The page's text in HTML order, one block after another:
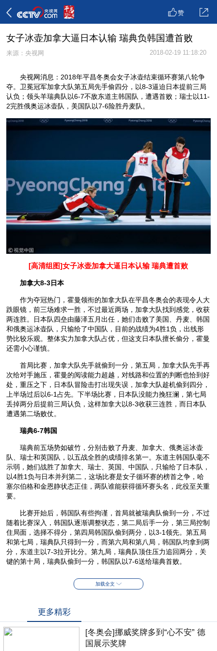
赞
女子冰壶加拿大逼日本认输 瑞典负韩国遭首败
来源：央视网 2018-02-19 11:18:20
央视网消息：2018年平昌冬奥会女子冰壶结束循环赛第八轮争
夺。卫冕冠军加拿大队第五局先手偷四分，以8-3逼迫日本提前三局
认负；领头羊瑞典队以6-7不敌东道主韩国队，遭遇首败；瑞士以11-
2完胜俄奥运冰壶队，美国队以7-6险胜丹麦队。
[高清组图]女子冰壶加拿大逼日本认输 瑞典遭首败
加拿大8-3日本
作为夺冠热门，霍曼领衔的加拿大队在平昌冬奥会的表现令人大
跌眼镜，前三场难求一胜，不过最近两场，加拿大队找到感觉，收获
两连胜。日本队四垒由藤泽五月出任，她们击败了美国、丹麦、韩国
和俄奥运冰壶队，只输给了中国队，目前的战绩为4胜1负，出线形
势比较乐观。整体实力加拿大队占优，但这支日本队擅长偷分，霍曼
还需小心谨慎。
首局比赛，加拿大队先手就偷到一分，第五局，加拿大队先手再
次给对手施压，霍曼的阅读能力超越，对线路和位置的判断也恰到好
处，重压之下，日本队冒险击打出现失误，加拿大队趁机偷到四分，
上半场过后以6-1占先。下半场比赛，日本队没能力挽狂澜，第七局
丢掉两分后提前三局认负，这样加拿大以8-3收获三连胜，而日本队
遭遇第二场败仗。
瑞典6-7韩国
瑞典前五场势如破竹，分别击败了丹麦、加拿大、俄奥运冰壶
队、瑞士和英国队，以五战全胜的成绩排名第一。东道主韩国队毫不
示弱，她们战胜了加拿大、瑞士、英国、中国队，只输给了日本队，
以4胜1负与日本并列第二，这场比赛是女子循环赛的榜首之争，哈
塞尔伯格和金恩静状态正佳，两队谁能获得循环赛头名，此役至关重
要。
比赛开始后，韩国队有些拘谨，首局就被瑞典队偷到一分，不过
随着比赛深入，韩国队逐渐调整状态，第二局后手一分，第三局控制
住局面，选择不得分，第四局韩国队偷到两分，以3-1领先。第五局
和第七局，瑞典队只得到一分，而第六局和第八局，韩国队均拿到两
分，东道主以7-3拉开比分。第九局，瑞典队顶住压力追回两分，关
键的第十局，瑞典队偷到一分，韩国队以7-6送给瑞典首败。
加载全文
更多精彩
[冬奥会]挪威奖牌多到“心不安” 德
国展示奖牌